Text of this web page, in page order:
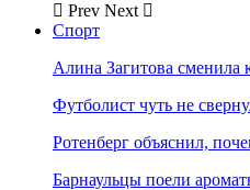
Prev Next
Спорт
Алина Загитова сменила
Футболист чуть не
Ротенберг объяснил,
Барнаульцы поели